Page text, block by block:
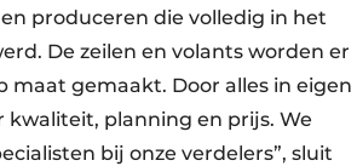
produceren die volledig in het
De zeilen en volants worden er
maat gemaakt. Door alles in eigen
planning en prijs. We
bij onze verdelers”, sluit